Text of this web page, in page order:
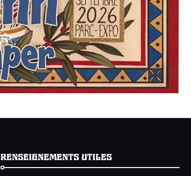
RENSEIGNEMENTS UTILES